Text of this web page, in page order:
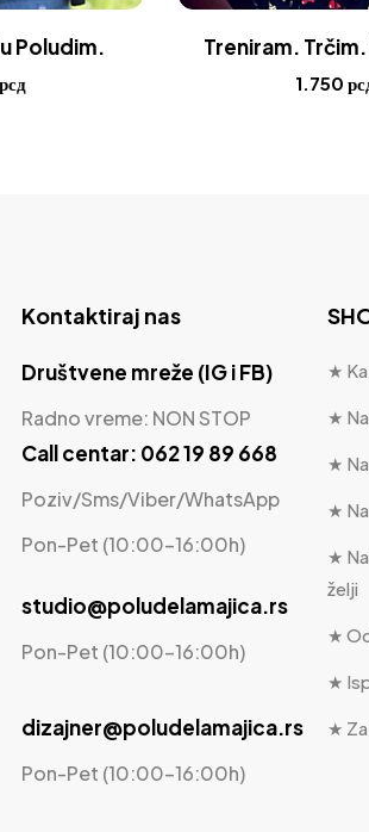
Poludim.
рсд
Treniram.
1.750
Kontaktiraj nas
Društvene mreže (IG i FB)
Radno vreme: NON STOP
Call centar: 062 19 89 668
Poziv/Sms/Viber/WhatsApp
Pon-Pet (10:00-16:00h)
studio@poludelamajica.rs
Pon-Pet (10:00-16:00h)
dizajner@poludelamajica.rs
Pon-Pet (10:00-16:00h)
★
★
★
★
★
želji
★
★
★